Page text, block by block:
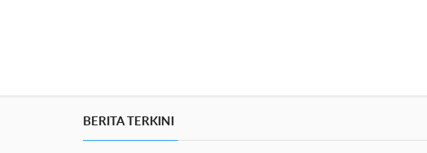
BERITA TERKINI